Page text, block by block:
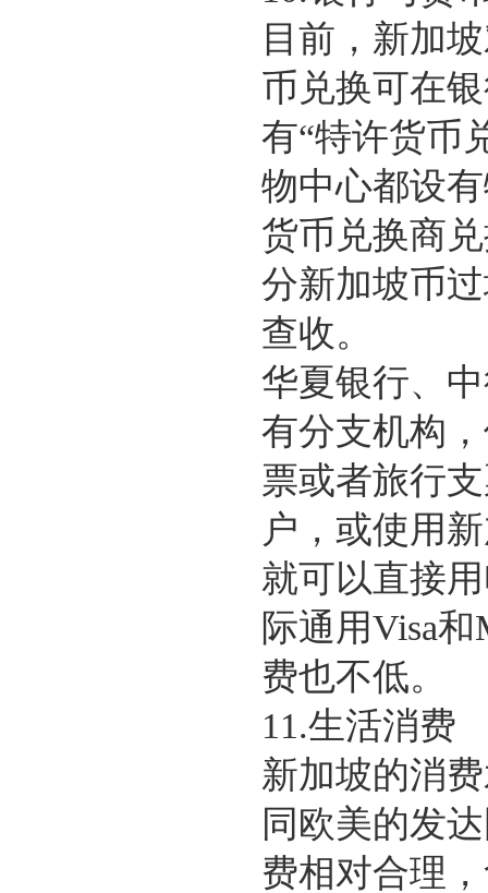
目前，新加
币兑换可在
有“特许货币
物中心都设
货币兑换商
分新加坡币
查收。
华夏银行、
有分支机构
票或者旅行
户，或使用
就可以直接
际通用Visa
费也不低。
11.生活消费
新加坡的消
同欧美的发
费相对合理